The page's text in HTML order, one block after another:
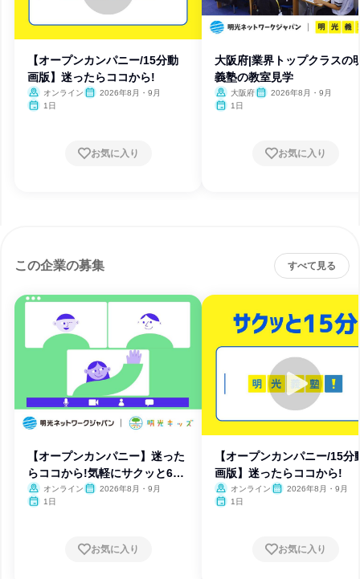
【オープンカンパニー/15分動
画版】迷ったらココから!
オンライン
2026年8月・9月
1日
お気に入り
大阪府|業界トップクラスの
義塾の教室見学
大阪府
2026年8月・9月
1日
お気に入り
この企業の募集 すべて見る
【オープンカンパニー】迷った
らココから!気軽にサクッと60
分
オンライン
2026年8月・9月
1日
お気に入り
【オープンカンパニー/15分
画版】迷ったらココから!
オンライン
2026年8月・9月
1日
お気に入り